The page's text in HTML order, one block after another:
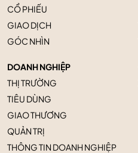
CỔ PHIẾU
GIAO DỊCH
GÓC NHÌN
DOANH NGHIỆP
THỊ TRƯỜNG
TIÊU DÙNG
GIAO THƯƠNG
QUẢN TRỊ
THÔNG TIN DOANH NGHIỆP